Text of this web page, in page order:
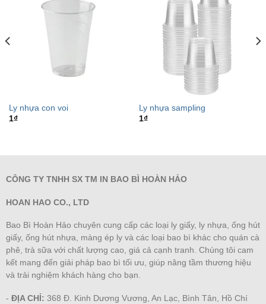
Ly nhựa con voi
1₫
Ly nhựa sampling
1₫
CÔNG TY TNHH SX TM IN BAO BÌ HOÀN HẢO
HOAN HAO CO., LTD
Bao Bì Hoàn Hảo chuyên cung cấp các loại ly giấy, ly nhựa, ống hút
giấy, ống hút nhựa, màng ép ly và các loại bao bì khác cho quán cà
phê, trà sữa với chất lượng cao, giá cả cạnh tranh. Chúng tôi cam
kết mang đến giải pháp bao bì tối ưu, giúp nâng tầm thương hiệu
và trải nghiệm khách hàng cho bạn.
- ĐỊA CHỈ: 368 Đ. Kinh Dương Vương, An Lạc, Bình Tân, Hồ Chí